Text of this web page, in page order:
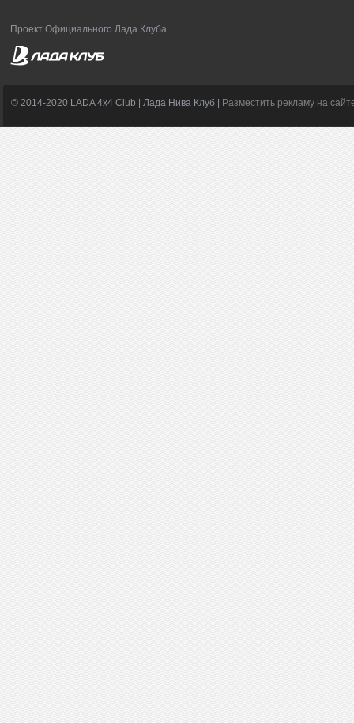
Проект Официального Лада Клуба
© 2014-2020 LADA 4x4 Club | Лада Нива Клуб | Разместить рекламу на